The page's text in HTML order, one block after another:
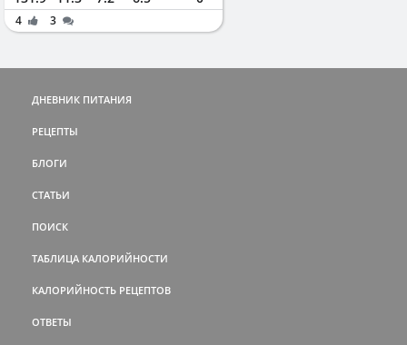
4 3
ДНЕВНИК ПИТАНИЯ
РЕЦЕПТЫ
БЛОГИ
СТАТЬИ
ПОИСК
ТАБЛИЦА КАЛОРИЙНОСТИ
КАЛОРИЙНОСТЬ РЕЦЕПТОВ
ОТВЕТЫ